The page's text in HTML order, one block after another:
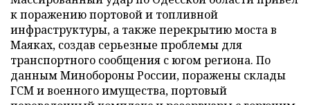
к поражению портовой и топливной
инфраструктуры, а также перекрытию моста в
Маяках, создав серьезные проблемы для
транспортного сообщения с югом региона. По
данным Минобороны России, поражены склады
ГСМ и военного имущества, портовый